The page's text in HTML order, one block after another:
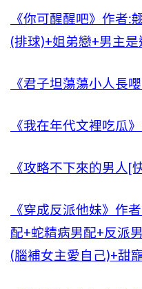
《你可醒醒吧》作者:
(排球)+姐弟戀+男主是
《君子坦蕩蕩小人長
《我在年代文裡吃瓜
《攻略不下來的男人[
《穿成反派他妹》作
配+蛇精病男配+反派
(腦補女主愛自己)+甜